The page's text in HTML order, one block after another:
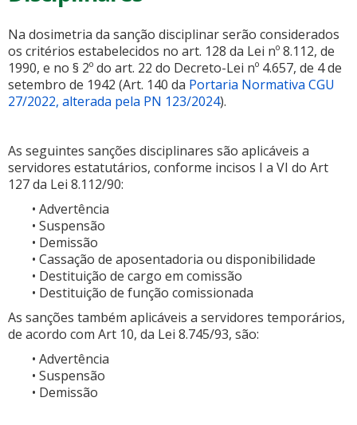
Na dosimetria da sanção disciplinar serão considerados
os critérios estabelecidos no art. 128 da Lei nº 8.112, de
1990, e no § 2º do art. 22 do Decreto-Lei nº 4.657, de 4 de
setembro de 1942 (Art. 140 da Portaria Normativa CGU
27/2022, alterada pela PN 123/2024).
As seguintes sanções disciplinares são aplicáveis a
servidores estatutários, conforme incisos I a VI do Art
127 da Lei 8.112/90:
• Advertência
• Suspensão
• Demissão
• Cassação de aposentadoria ou disponibilidade
• Destituição de cargo em comissão
• Destituição de função comissionada
As sanções também aplicáveis a servidores temporários,
de acordo com Art 10, da Lei 8.745/93, são:
• Advertência
• Suspensão
• Demissão